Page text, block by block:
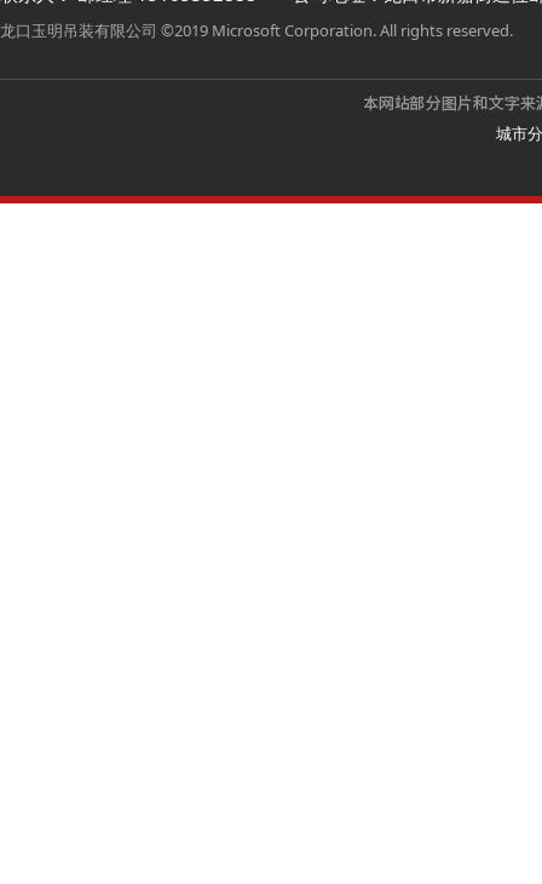
龙口玉明吊装有限公司 ©2019 Microsoft Corporation. All rights reserved.
城市